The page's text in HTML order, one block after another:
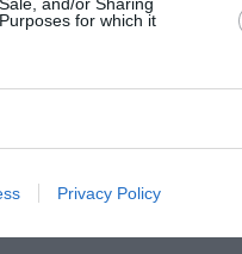
for which it
Privacy Policy